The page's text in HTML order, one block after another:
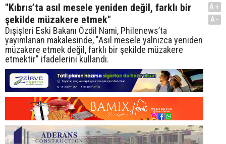
"Kıbrıs’ta asıl mesele yeniden değil, farklı bir
şekilde müzakere etmek"
Dışişleri Eski Bakanı Özdil Nami, Philenews’ta
yayımlanan makalesinde, "Asıl mesele yalnızca yeniden
müzakere etmek değil, farklı bir şekilde müzakere
etmektir" ifadelerini kullandı.
A+
A-